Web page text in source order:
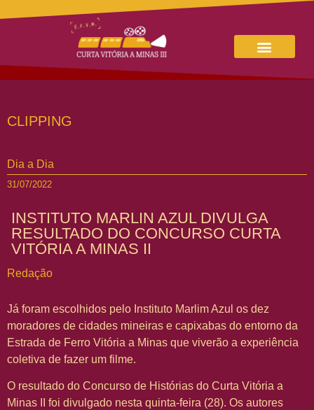
CLIPPING
Dia a Dia
31/07/2022
INSTITUTO MARLIN AZUL DIVULGA
RESULTADO DO CONCURSO CURTA
VITÓRIA A MINAS II
Redação
Já foram escolhidos pelo Instituto Marlim Azul os dez
moradores de cidades mineiras e capixabas do entorno da
Estrada de Ferro Vitória a Minas que viverão a experiência
coletiva de fazer um filme.
O resultado do Concurso de Histórias do Curta Vitória a
Minas II foi divulgado nesta quinta-feira (28). Os autores